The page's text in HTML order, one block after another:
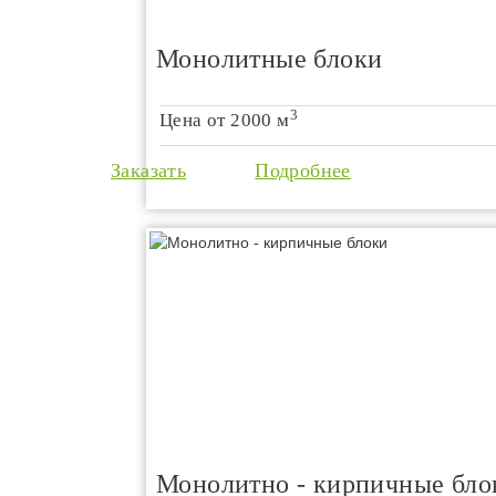
Монолитные блоки
Цена от2000 м3
Заказать Подробнее
Монолитно - кирпичные